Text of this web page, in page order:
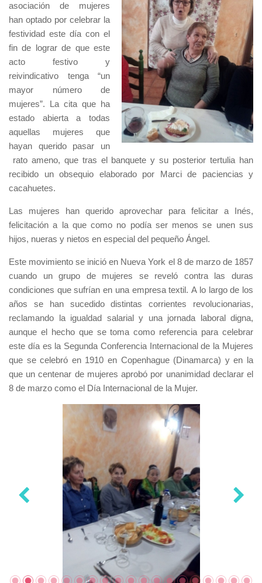
asociación de mujeres
han optado por celebrar la
festividad este día con el
fin de lograr de que este
acto festivo y
reivindicativo tenga “un
mayor número de
mujeres”. La cita que ha
estado abierta a todas
aquellas mujeres que
hayan querido pasar un
rato ameno, que tras el banquete y su posterior tertulia han
recibido un obsequio elaborado por Marci de paciencias y
cacahuetes.
Las mujeres han querido aprovechar para felicitar a Inés,
felicitación a la que como no podía ser menos se unen sus
hijos, nueras y nietos en especial del pequeño Ángel.
Este movimiento se inició en Nueva York el 8 de marzo de 1857
cuando un grupo de mujeres se reveló contra las duras
condiciones que sufrían en una empresa textil. A lo largo de los
años se han sucedido distintas corrientes revolucionarias,
reclamando la igualdad salarial y una jornada laboral digna,
aunque el hecho que se toma como referencia para celebrar
este día es la Segunda Conferencia Internacional de la Mujeres
que se celebró en 1910 en Copenhague (Dinamarca) y en la
que un centenar de mujeres aprobó por unanimidad declarar el
8 de marzo como el Día Internacional de la Mujer.